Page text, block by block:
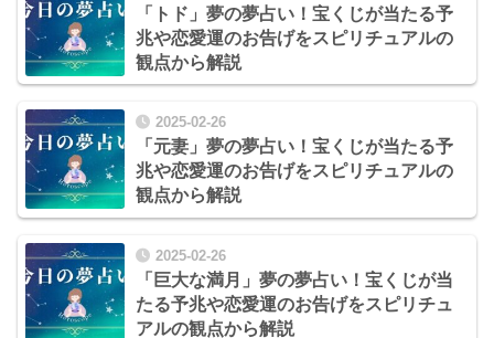
「トド」夢の夢占い！宝くじが当たる予
兆や恋愛運のお告げをスピリチュアルの
観点から解説
2025-02-26
「元妻」夢の夢占い！宝くじが当たる予
兆や恋愛運のお告げをスピリチュアルの
観点から解説
2025-02-26
「巨大な満月」夢の夢占い！宝くじが当
たる予兆や恋愛運のお告げをスピリチュ
アルの観点から解説